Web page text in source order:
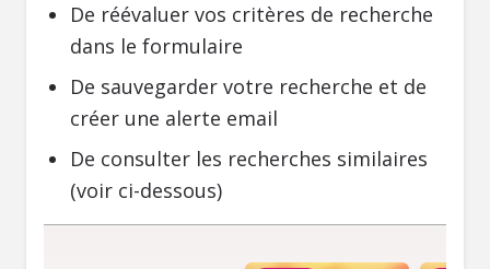
De réévaluer vos critères de recherche
dans le formulaire
De sauvegarder votre recherche et de
créer une alerte email
De consulter les recherches similaires
(voir ci-dessous)